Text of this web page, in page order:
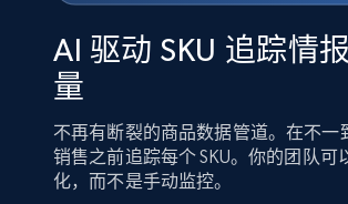
AI 驱动 SKU 追踪情
量
不再有断裂的商品数据管道。在不一
销售之前追踪每个 SKU。你的团队可
化，而不是手动监控。